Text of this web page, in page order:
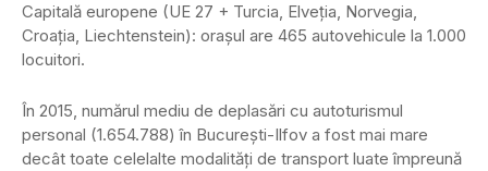
Capitală europene (UE 27 + Turcia, Elveţia, Norvegia,
Croaţia, Liechtenstein): oraşul are 465 autovehicule la 1.000
locuitori.
În 2015, numărul mediu de deplasări cu autoturismul
personal (1.654.788) în Bucureşti-Ilfov a fost mai mare
decât toate celelalte modalităţi de transport luate împreună